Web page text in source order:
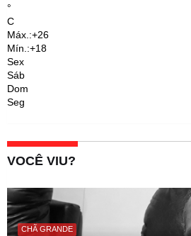
°
C
Máx.:+26
Mín.:+18
Sex
Sáb
Dom
Seg
VOCÊ VIU?
CHÃ GRANDE